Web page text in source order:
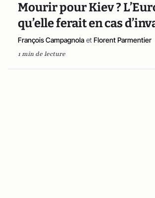
Mourir pour Kiev ?
qu’elle ferait en cas
François Campagnola et Florent Parmentier
1 min de lecture